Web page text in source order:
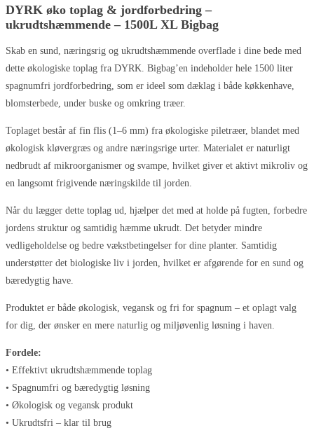
hjemmeside
DYRK øko toplag & jordforbedring –
ukrudtshæmmende – 1500L XL Bigbag
Skab en sund, næringsrig og ukrudtshæmmende overflade i dine bede med
dette økologiske toplag fra DYRK. Bigbag’en indeholder hele 1500 liter
spagnumfri jordforbedring, som er ideel som dæklag i både køkkenhave,
blomsterbede, under buske og omkring træer.
Toplaget består af fin flis (1–6 mm) fra økologiske piletræer, blandet med
økologisk kløvergræs og andre næringsrige urter. Materialet er naturligt
nedbrudt af mikroorganismer og svampe, hvilket giver et aktivt mikroliv og
en langsomt frigivende næringskilde til jorden.
Når du lægger dette toplag ud, hjælper det med at holde på fugten, forbedre
jordens struktur og samtidig hæmme ukrudt. Det betyder mindre
vedligeholdelse og bedre vækstbetingelser for dine planter. Samtidig
understøtter det biologiske liv i jorden, hvilket er afgørende for en sund og
bæredygtig have.
Produktet er både økologisk, vegansk og fri for spagnum – et oplagt valg
for dig, der ønsker en mere naturlig og miljøvenlig løsning i haven.
Fordele:
• Effektivt ukrudtshæmmende toplag
• Spagnumfri og bæredygtig løsning
• Økologisk og vegansk produkt
• Ukrudtsfri – klar til brug